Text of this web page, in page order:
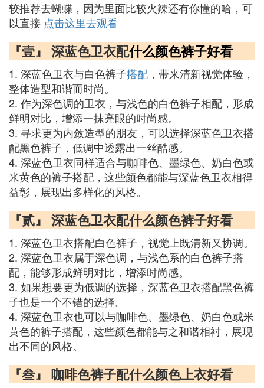
较推荐去蝴蝶，因为里面比较火辣还有你懂的哈，可
以直接 点击这里去观看
『壹』 深蓝色卫衣配什么颜色裤子好看
1. 深蓝色卫衣与白色裤子搭配 ，带来清新视觉体验，
整体造型和谐而时尚。
2. 作为深色调的卫衣，与浅色的白色裤子相配，形成
鲜明对比，增添一抹亮眼的时尚感。
3. 寻求更为内敛造型的朋友，可以选择深蓝色卫衣搭
配黑色裤子，低调中透露出一丝酷感。
4. 深蓝色卫衣同样适合与咖啡色、墨绿色、奶白色或
米黄色的裤子搭配，这些颜色都能与深蓝色卫衣相得
益彰，展现出多样化的风格。
『贰』 深蓝色卫衣配什么颜色裤子好看
1. 深蓝色卫衣搭配白色裤子，视觉上既清新又协调。
2. 深蓝色卫衣属于深色调，与浅色系的白色裤子搭
配，能够形成鲜明对比，增添时尚感。
3. 如果想要更为低调的选择，深蓝色卫衣搭配黑色裤
子也是一个不错的选择。
4. 深蓝色卫衣也可以与咖啡色、墨绿色、奶白色或米
黄色的裤子搭配，这些颜色都能与之和谐相衬，展现
出不同的风格。
『叁』 咖啡色裤子配什么颜色上衣好看